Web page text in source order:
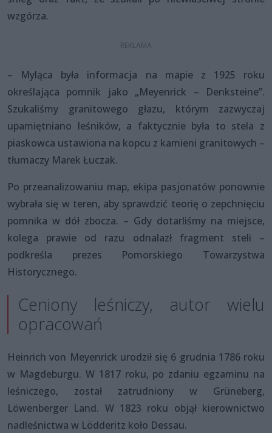
wzgórza.
– Myląca była informacja na mapie z 1925 roku
określająca pomnik jako „Meyenrick – Denksteine”.
Szukaliśmy granitowego głazu, którym zazwyczaj
upamiętniano leśników, a faktycznie była to stela z
piaskowca ustawiona na kopcu z kamieni granitowych –
tłumaczy Marek Łuczak.
Po przeanalizowaniu map, ekipa pasjonatów ponownie
wybrała się w teren, aby sprawdzić teorię o zepchnięciu
pomnika w dół zbocza. – Gdy dotarliśmy na miejsce,
kolega prawie od razu odnalazł fragment steli –
podkreśla prezes Pomorskiego Towarzystwa
Historycznego.
Ceniony leśniczy, autor wielu
opracowań
Heinrich von Meyenrick urodził się 6 grudnia 1786 roku
w Magdeburgu. W 1817 roku, po zdaniu egzaminu na
leśniczego, został zatrudniony w Grüneberg,
Löwenberger Land. W 1823 roku objął kierownictwo
nadleśnictwa w Lödderitz koło Dessau.